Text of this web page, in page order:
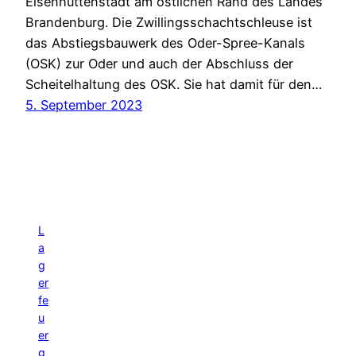
Brandenburg. Die Zwillingsschachtschleuse ist
das Abstiegsbauwerk des Oder-Spree-Kanals
(OSK) zur Oder und auch der Abschluss der
Scheitelhaltung des OSK. Sie hat damit für den…
5. September 2023
L
a
g
er
fe
u
er
g